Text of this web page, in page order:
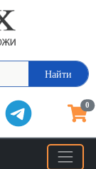
Найти
0